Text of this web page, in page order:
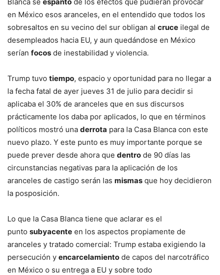
en México esos aranceles, en el entendido que todos los
sobresaltos en su vecino del sur obligan al cruce ilegal de
desempleados hacia EU, y aun quedándose en México
serían focos de inestabilidad y violencia.
Trump tuvo tiempo, espacio y oportunidad para no llegar a
la fecha fatal de ayer jueves 31 de julio para decidir si
aplicaba el 30% de aranceles que en sus discursos
prácticamente los daba por aplicados, lo que en términos
políticos mostró una derrota para la Casa Blanca con este
nuevo plazo. Y este punto es muy importante porque se
puede prever desde ahora que dentro de 90 días las
circunstancias negativas para la aplicación de los
aranceles de castigo serán las mismas que hoy decidieron
la posposición.
Lo que la Casa Blanca tiene que aclarar es el
punto subyacente en los aspectos propiamente de
aranceles y tratado comercial: Trump estaba exigiendo la
persecución y encarcelamiento de capos del narcotráfico
en México o su entrega a EU y sobre todo